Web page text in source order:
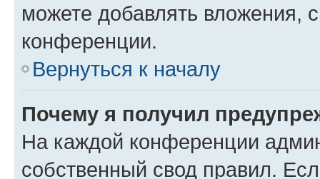
можете добавлять вложения,
конференции.
Вернуться к началу
Почему я получил
На каждой конференции
собственный свод правил.